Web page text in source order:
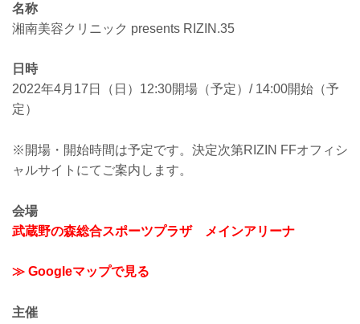
名称
湘南美容クリニック presents RIZIN.35
日時
2022年4月17日（日）12:30開場（予定）/ 14:00開始（予
定）
※開場・開始時間は予定です。決定次第RIZIN FFオフィシ
ャルサイトにてご案内します。
会場
武蔵野の森総合スポーツプラザ メインアリーナ
≫ Googleマップで見る
主催